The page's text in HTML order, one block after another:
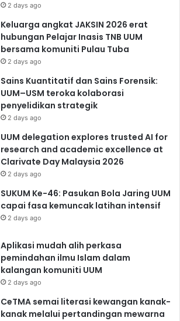
2 days ago
Keluarga angkat JAKSIN 2026 erat
hubungan Pelajar Inasis TNB UUM
bersama komuniti Pulau Tuba
2 days ago
Sains Kuantitatif dan Sains Forensik:
UUM–USM teroka kolaborasi
penyelidikan strategik
2 days ago
UUM delegation explores trusted AI for
research and academic excellence at
Clarivate Day Malaysia 2026
2 days ago
SUKUM Ke-46: Pasukan Bola Jaring UUM
capai fasa kemuncak latihan intensif
2 days ago
Aplikasi mudah alih perkasa
pemindahan ilmu Islam dalam
kalangan komuniti UUM
2 days ago
CeTMA semai literasi kewangan kanak-
kanak melalui pertandingan mewarna